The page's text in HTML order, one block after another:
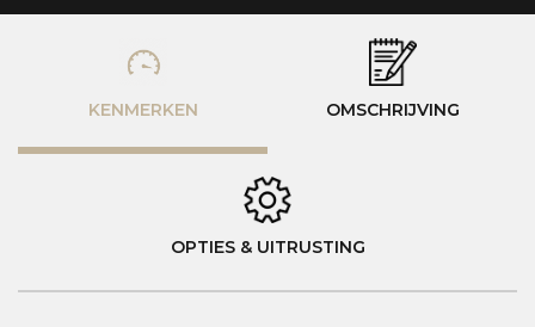
KENMERKEN OMSCHRIJVING
OPTIES & UITRUSTING